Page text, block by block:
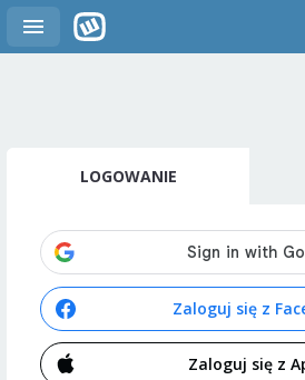
LOGOWANIE
Zaloguj się z
Zaloguj się z